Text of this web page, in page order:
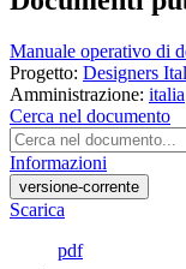
Manuale operativo di
Progetto: Designers
Amministrazione: italia
Cerca nel documento
Informazioni
versione-corrente
Scarica
pdf